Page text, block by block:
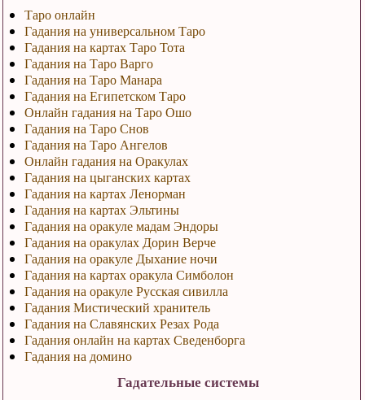
Таро онлайн
Гадания на универсальном Таро
Гадания на картах Таро Тота
Гадания на Таро Варго
Гадания на Таро Манара
Гадания на Египетском Таро
Онлайн гадания на Таро Ошо
Гадания на Таро Снов
Гадания на Таро Ангелов
Онлайн гадания на Оракулах
Гадания на цыганских картах
Гадания на картах Ленорман
Гадания на картах Эльтины
Гадания на оракуле мадам Эндоры
Гадания на оракулах Дорин Верче
Гадания на оракуле Дыхание ночи
Гадания на картах оракула Симболон
Гадания на оракуле Русская сивилла
Гадания Мистический хранитель
Гадания на Славянских Резах Рода
Гадания онлайн на картах Сведенборга
Гадания на домино
Гадательные системы